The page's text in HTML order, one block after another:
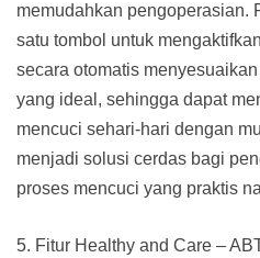
memudahkan pengoperasian.
satu tombol untuk
secara otomatis
yang ideal, sehingga dapat
mencuci sehari-hari dengan
menjadi solusi cerdas bagi
proses mencuci yang praktis
5. Fitur Healthy and Care –